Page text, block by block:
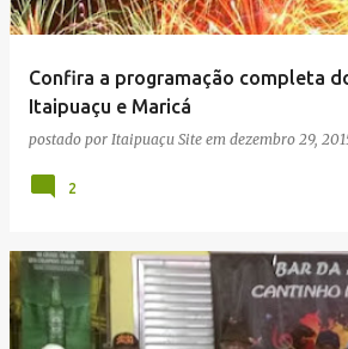
Confira a programação completa
Itaipuaçu e Maricá
postado por Itaipuaçu Site em dezembro 29,
2